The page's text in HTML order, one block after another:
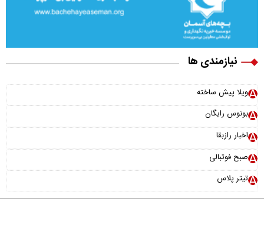
نیازمندی ها
ویلا پیش ساخته
بونوس رایگان
اخبار رازبقا
صبح فوتبالی
تیتر پلاس